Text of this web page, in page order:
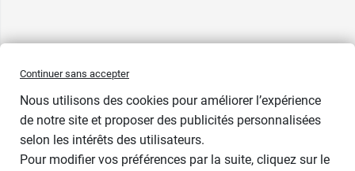
Continuer sans accepter
Nous utilisons des cookies pour améliorer l’expérience
de notre site et proposer des publicités personnalisées
selon les intérêts des utilisateurs.
Pour modifier vos préférences par la suite, cliquez sur le